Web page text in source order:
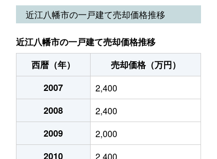
江頭町
4,800万円 篠原(滋賀)
北之庄町
750万円 近江八幡
徒歩
北之庄町
2,600万円 近江八幡
徒歩
篠原町
十王町
4,100万円
近江八幡市の一戸建て売却価格推移
近江八幡市の一戸建て売却価格推移
西暦（年）
売却価格（万円）
2007
2,400
2008
2,400
2009
2,000
2010
2,400